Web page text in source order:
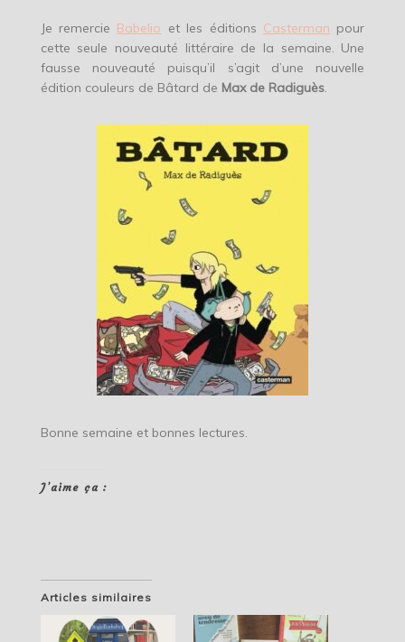
Je remercie Babelio et les éditions Casterman pour
cette seule nouveauté littéraire de la semaine. Une
fausse nouveauté puisqu’il s’agit d’une nouvelle
édition couleurs de Bâtard de Max de Radiguès.
Bonne semaine et bonnes lectures.
J’aime ça :
Articles similaires